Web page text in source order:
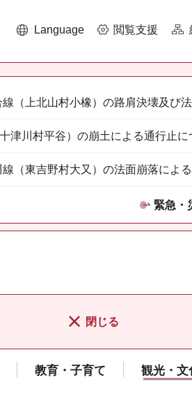
Language 閲覧支援
（上北山村小橡）の路肩決壊及び
津川村平谷）の崩土による通行止
（東吉野村大又）の法面崩落によ
緊急・
閉じる
教育・子育て 観光・文